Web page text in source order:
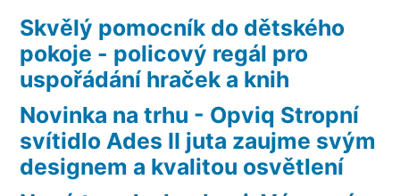
Skvělý pomocník do dětského
pokoje - policový regál pro
uspořádání hraček a knih
Novinka na trhu - Opviq Stropní
svítidlo Ades II juta zaujme svým
designem a kvalitou osvětlení